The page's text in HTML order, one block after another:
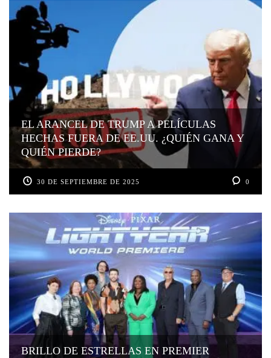
EL ARANCEL DE TRUMP A PELÍCULAS
HECHAS FUERA DE EE.UU. ¿QUIÉN GANA Y
QUIÉN PIERDE?
30 DE SEPTIEMBRE DE 2025 0
BRILLO DE ESTRELLAS EN PREMIER